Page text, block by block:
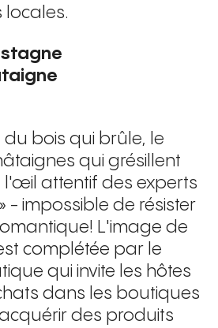
locales.
du bois qui brûle, le
qui grésillent
l'œil attentif des experts
- impossible de résister
L'image de
complétée par le
qui invite les hôtes
dans les boutiques
des produits